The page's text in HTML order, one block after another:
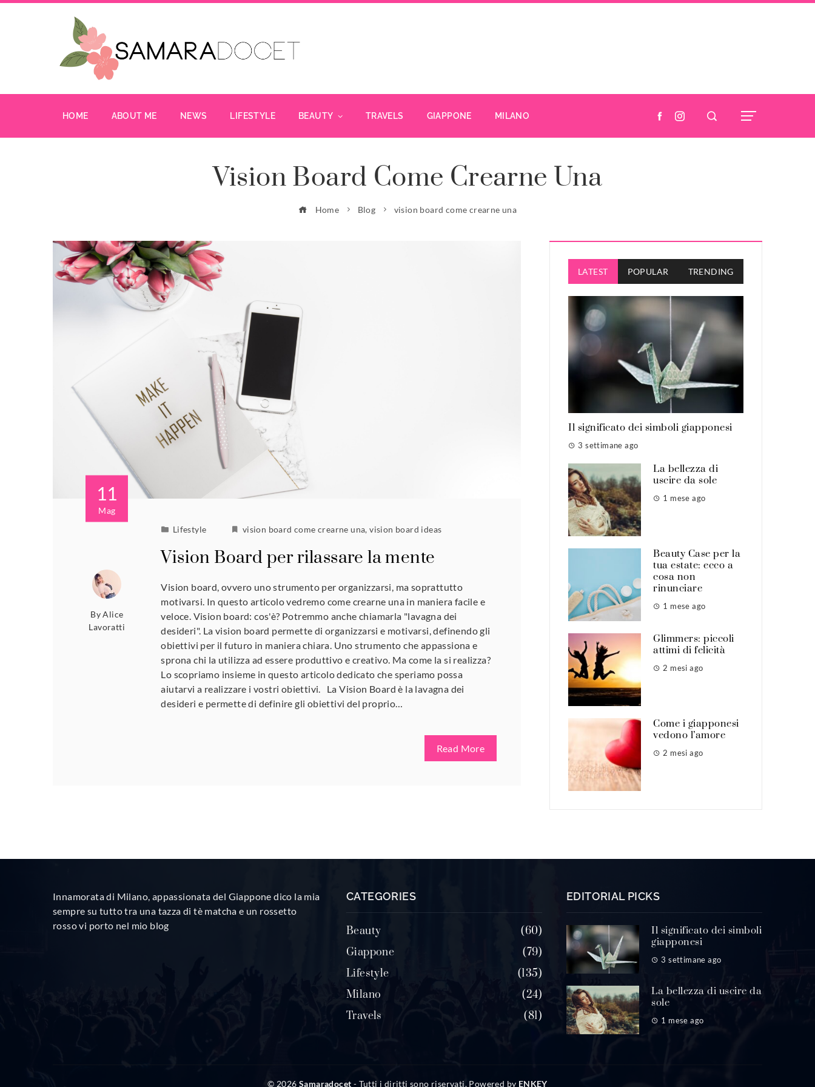
HOME ABOUT ME NEWS LIFESTYLE BEAUTY TRAVELS GIAPPONE MILANO
Vision Board Come Crearne Una
Home Blog vision board come crearne una
11
Mag
ByAlice
Lavoratti
Lifestyle vision board come crearne una,vision board ideas
Vision Board per rilassare la mente
Vision board, ovvero uno strumento per organizzarsi, ma soprattutto
motivarsi. In questo articolo vedremo come crearne una in maniera facile e
veloce. Vision board: cos'è? Potremmo anche chiamarla "lavagna dei
desideri". La vision board permette di organizzarsi e motivarsi, definendo gli
obiettivi per il futuro in maniera chiara. Uno strumento che appassiona e
sprona chi la utilizza ad essere produttivo e creativo. Ma come la si realizza?
Lo scopriamo insieme in questo articolo dedicato che speriamo possa
aiutarvi a realizzare i vostri obiettivi. La Vision Board è la lavagna dei
desideri e permette di definire gli obiettivi del proprio…
Read More
LATEST POPULAR TRENDING
Il significato dei simboli giapponesi
3 settimane ago
La bellezza di
uscire da sole
1 mese ago
Beauty Case per la
tua estate: ecco a
cosa non
rinunciare
1 mese ago
Glimmers: piccoli
attimi di felicità
2 mesi ago
Come i giapponesi
vedono l’amore
2 mesi ago
Innamorata di Milano, appassionata del Giappone dico la mia
sempre su tutto tra una tazza di tè matcha e un rossetto
rosso vi porto nel mio blog
CATEGORIES
Beauty
60
Giappone
79
Lifestyle
135
Milano
24
Travels
81
EDITORIAL PICKS
Il significato dei simboli
giapponesi
3 settimane ago
La bellezza di uscire da
sole
1 mese ago
© 2026 Samaradocet - Tutti i diritti sono riservati. Powered by ENKEY